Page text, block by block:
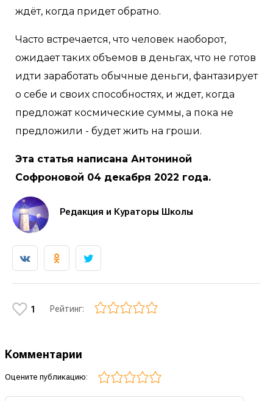
ждёт, когда придет обратно.
Часто встречается, что человек наоборот,
ожидает таких объемов в деньгах, что не готов
идти заработать обычные деньги, фантазирует
о себе и своих способностях, и ждет, когда
предложат космические суммы, а пока не
предложили - будет жить на гроши.
Эта статья написана Антониной
Софроновой 04 декабря 2022 года.
Редакция и Кураторы Школы
1 Рейтинг:
Комментарии
Оцените публикацию: